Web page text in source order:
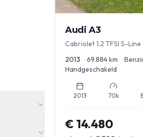
Audi A3
Cabriolet 1.2 TFSI S-
2013 •69.884km •
Handgeschakeld
2013 70k
€ 14.480